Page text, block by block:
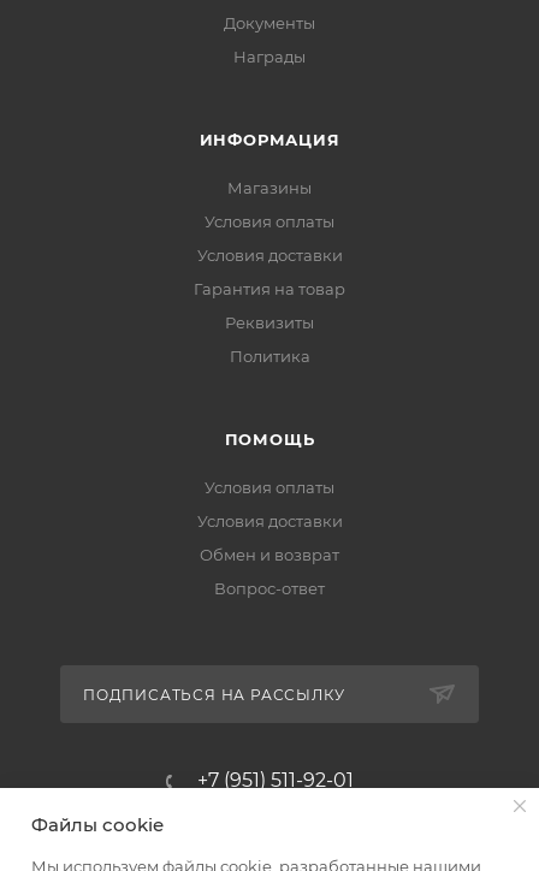
Документы
Награды
ИНФОРМАЦИЯ
Магазины
Условия оплаты
Условия доставки
Гарантия на товар
Реквизиты
Политика
ПОМОЩЬ
Условия оплаты
Условия доставки
Обмен и возврат
Вопрос-ответ
ПОДПИСАТЬСЯ НА РАССЫЛКУ
+7 (951) 511-92-01
Файлы cookie
Мы используем файлы cookie, разработанные нашими